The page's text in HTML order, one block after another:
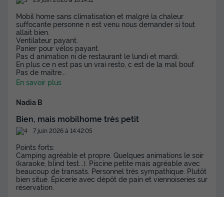
Mobil home sans climatisation et malgré la chaleur
suffocante personne n est venu nous demander si tout
allait bien.
Ventilateur payant.
Panier pour vélos payant.
Pas d animation ni de restaurant le lundi et mardi.
En plus ce n est pas un vrai resto, c est de la mal bouf.
Pas de maître
En savoir plus
Nadia B
Bien, mais mobilhome très petit
7 juin 2026 à 14:42:05
Points forts:
Camping agréable et propre. Quelques animations le soir
(karaoke, blind test...). Piscine petite mais agréable avec
beaucoup de transats. Personnel très sympathique. Plutôt
bien situé. Épicerie avec dépôt de pain et viennoiseries sur
réservation.